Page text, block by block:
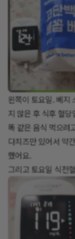
왼쪽이 토요일. 베지
지 않은 후 식후 혈당
똑 같은 음식 먹으려
다치즈만 있어서 약
했어요.
그리고 토요일 식전